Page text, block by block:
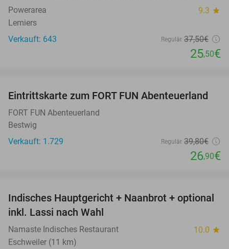
Powerarea 9.3 star
Lemiers
Verkauft: 643
Regulär 37,50€
25,50€
32%
Eintrittskarte zum FORT FUN Abenteuerland
FORT FUN Abenteuerland
Bestwig
Verkauft: 1.729
Regulär 39,80€
26,90€
35%
Indisches Hauptgericht + Naanbrot + optional
inkl. Lassi nach Wahl
Namaste Indisches Restaurant 10.0 star
Eschweiler (11 km)